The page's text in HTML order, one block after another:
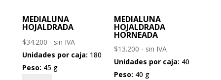
MEDIALUNA
HOJALDRADA
$34.200 - sin IVA
Unidades por caja: 180
Peso: 45 g
MEDIALUNA
HOJALDRADA
HORNEADA
$13.200 - sin IVA
Unidades por caja: 40
Peso: 40 g